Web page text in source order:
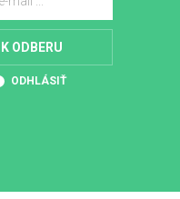
ODBERU
ODHLÁSIŤ